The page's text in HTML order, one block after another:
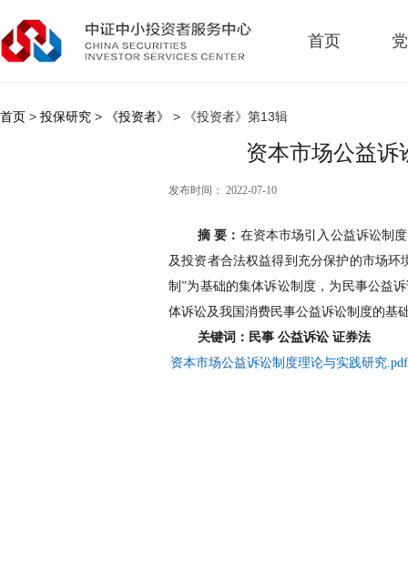
首页
首页 > 投保研究 > 《投资者》 > 《投资者》第13辑
资本市场公益诉
发布时间： 2022-07-10
摘 要 ： 在资本市场引入公益诉讼制
及投资者合法权益得到充分保护的市场
制”为基础的集体诉讼制度，为民事公益
体诉讼及我国消费民事公益诉讼制度的基
关键词： 民事 公益诉讼 证券法
资本市场公益诉讼制度理论与实践研究.pdf